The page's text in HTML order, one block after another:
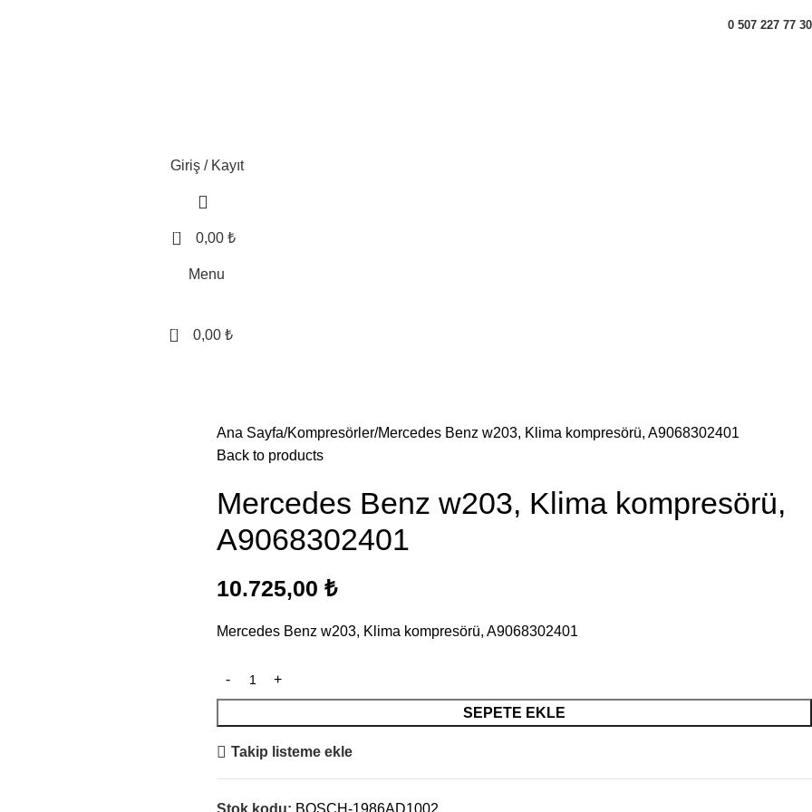
0 507 227 77 30
Giriş / Kayıt
0 0,00 ₺
Menu
0 0,00 ₺
Ana Sayfa Kompresörler Mercedes Benz w203, Klima kompresörü, A9068302401
Back to products
Mercedes Benz w203, Klima kompresörü,
A9068302401
10.725,00 ₺
Mercedes Benz w203, Klima kompresörü, A9068302401
SEPETE EKLE
Takip listeme ekle
Stok kodu: BOSCH-1986AD1002